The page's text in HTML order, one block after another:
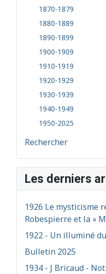
1870-1879
1880-1889
1890-1899
1900-1909
1910-1919
1920-1929
1930-1939
1940-1949
1950-2025
Rechercher
Les derniers
1926 Le mysticisme
Robespierre et la «
1922 - Un illuminé
Bulletin 2025
1934 - J Bricaud -